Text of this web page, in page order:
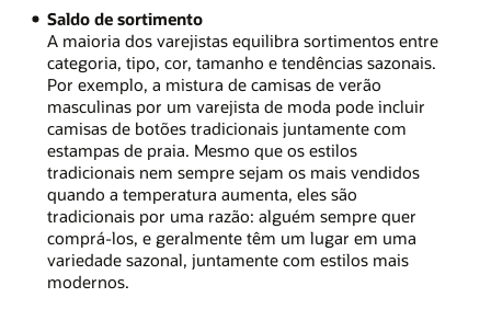
Saldo de sortimento
A maioria dos varejistas equilibra sortimentos entre
categoria, tipo, cor, tamanho e tendências sazonais.
Por exemplo, a mistura de camisas de verão
masculinas por um varejista de moda pode incluir
camisas de botões tradicionais juntamente com
estampas de praia. Mesmo que os estilos
tradicionais nem sempre sejam os mais vendidos
quando a temperatura aumenta, eles são
tradicionais por uma razão: alguém sempre quer
comprá-los, e geralmente têm um lugar em uma
variedade sazonal, juntamente com estilos mais
modernos.